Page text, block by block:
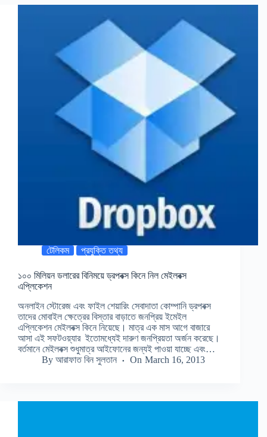
টেলিকম প্রযুক্তি তথ্য
১০০ মিলিয়ন ডলারের বিনিময়ে ড্রপবক্স কিনে নিল মেইলবক্স
এপ্লিকেশন
অনলাইন স্টোরেজ এবং ফাইল শেয়ারিং সেবাদাতা কোম্পানি ড্রপবক্স
তাদের মোবাইল ক্ষেত্রের বিস্তার বাড়াতে জনপ্রিয় ইমেইল
এপ্লিকেশন মেইলবক্স কিনে নিয়েছে। মাত্র এক মাস আগে বাজারে
আসা এই সফটওয়্যার ইতোমধ্যেই দারুণ জনপ্রিয়তা অর্জন করেছে।
বর্তমানে মেইলবক্স শুধুমাত্র আইফোনের জন্যই পাওয়া যাচ্ছে এবং…
By আরাফাত বিন সুলতান On March 16, 2013